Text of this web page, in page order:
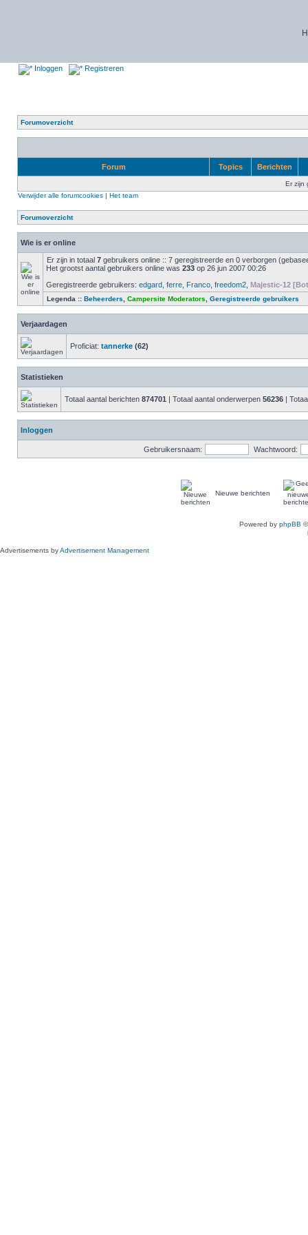
Inloggen Registreren
Forumoverzicht
Forum Topics Berichten
Er zijn
Verwijder alle forumcookies | Het team
Forumoverzicht
Wie is er online
Er zijn in totaal 7 gebruikers online :: 7 geregistreerde en 0 verborgen
Het grootst aantal gebruikers online was 233 op 26 jun 2007 00:26
Geregistreerde gebruikers: edgard ferre Franco freedom2 Majestic-12
Legenda :: Beheerders Campersite Moderators Geregistreerde gebruikers
Verjaardagen
Proficiat: tannerke (62)
Statistieken
Totaal aantal berichten 874701 | Totaal aantal onderwerpen 56236 |
Inloggen
Gebruikersnaam: Wachtwoord:
Nieuwe berichten
Powered by phpBB
Advertisements byAdvertisement Management